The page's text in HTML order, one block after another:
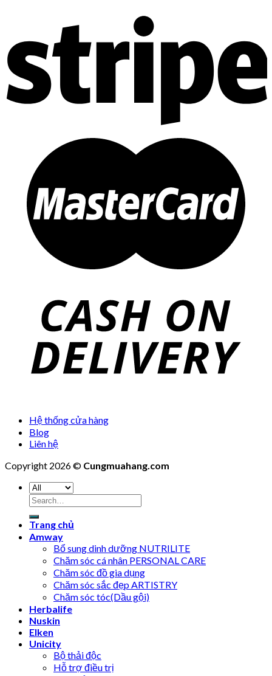
Hệ thống cửa hàng
Blog
Liên hệ
Copyright 2026 © Cungmuahang.com
Search
for:
Trang chủ
Amway
Bổ sung dinh dưỡng NUTRILITE
Chăm sóc cá nhân PERSONAL CARE
Chăm sóc đồ gia dụng
Chăm sóc sắc đẹp ARTISTRY
Chăm sóc tóc(Dầu gội)
Herbalife
Nuskin
Elken
Unicity
Bộ thải độc
Hỗ trợ điều trị